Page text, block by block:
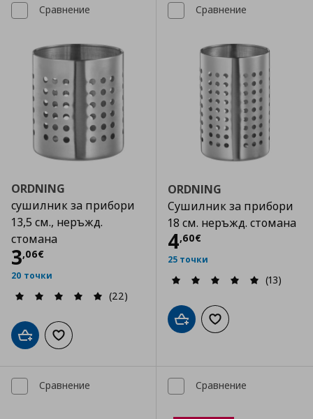
Сравнение
ORDNING
сушилник за прибори
13,5 см., неръжд.
стомана
3,06€
Цена
20 точки
(22)
Добави в кошницата
Добави към списъка с любими
Сравнение
ORDNING
Сушилник за прибори
18 см. неръжд. стомана
4,60€
Цена
25 точки
(13)
Добави в кошницата
Добави към
Сравнение Сравнение